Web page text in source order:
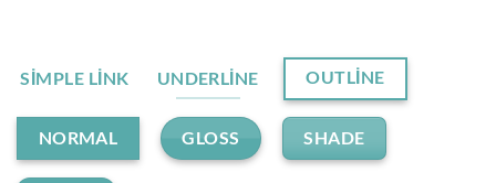
SIMPLE LINK UNDERLINE OUTLINE
NORMAL GLOSS SHADE